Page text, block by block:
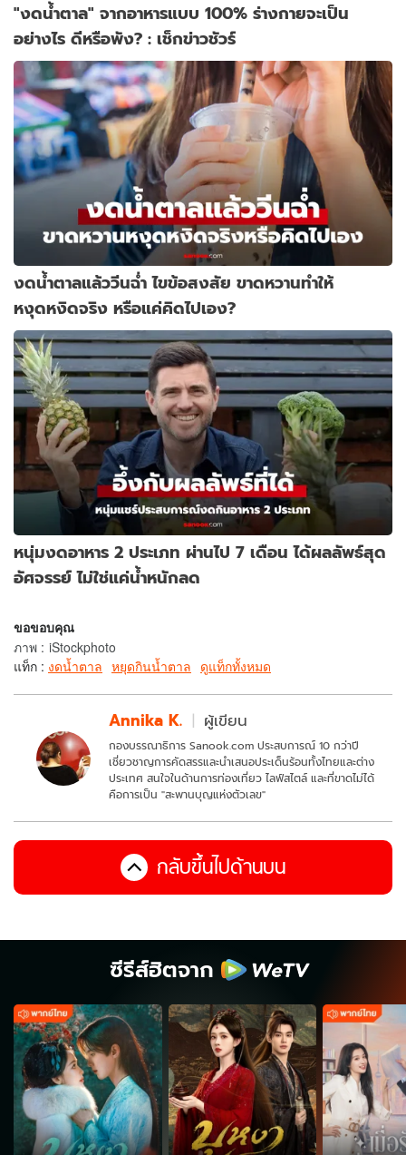
"งดน้ำตาล" จากอาหารแบบ 100% ร่างกายจะเป็น
อย่างไร ดีหรือพัง? : เช็กข่าวชัวร์
งดน้ำตาลแล้ววีนฉ่ำ ไขข้อสงสัย ขาดหวานทำให้
หงุดหงิดจริง หรือแค่คิดไปเอง?
หนุ่มงดอาหาร 2 ประเภท ผ่านไป 7 เดือน ได้ผลลัพธ์สุด
อัศจรรย์ ไม่ใช่แค่น้ำหนักลด
ขอขอบคุณ
ภาพ : iStockphoto
แท็ก : งดน้ำตาล หยุดกินน้ำตาล ดูแท็กทั้งหมด
Annika K. ผู้เขียน
กองบรรณาธิการ Sanook.com ประสบการณ์ 10 กว่าปี
เชี่ยวชาญการคัดสรรและนำเสนอประเด็นร้อนทั้งไทยและต่าง
ประเทศ สนใจในด้านการท่องเที่ยว ไลฟ์สไตล์ และที่ขาดไม่ได้
คือการเป็น "สะพานบุญแห่งตัวเลข"
กลับขึ้นไปด้านบน
ซีรีส์ฮิตจาก